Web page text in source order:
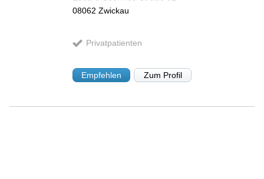
08062 Zwickau
Privatpatienten
Empfehlen Zum Profil